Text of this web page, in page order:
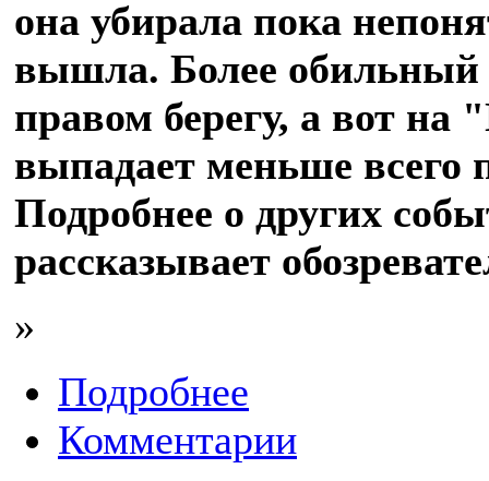
она убирала пока
вышла. Более обильный
правом берегу, а вот на
выпадает меньше всего
Подробнее о других
рассказывает
»
Подробнее
Комментарии